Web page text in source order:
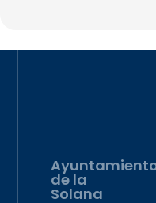
de la
Solana